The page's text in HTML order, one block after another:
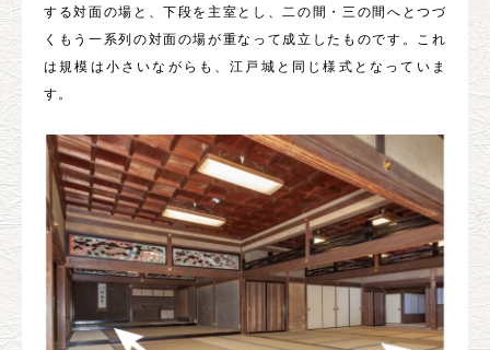
する対面の場と、下段を主室とし、二の間・三の間へとつづ
くもう一系列の対面の場が重なって成立したものです。これ
は規模は小さいながらも、江戸城と同じ様式となっていま
す。